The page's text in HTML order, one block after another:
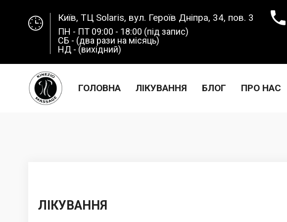
Київ, ТЦ Solaris, вул. Героїв Дніпра, 34, пов. 3
ПН - ПТ 09:00 - 18:00 (під запис)
СБ - (два рази на місяць)
НД - (вихідний)
ГОЛОВНА ЛІКУВАННЯ БЛОГ ПРО НАС
ЛІКУВАННЯ